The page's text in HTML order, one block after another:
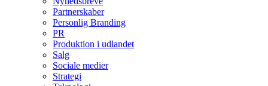
Partnerskaber
Personlig Branding
PR
Produktion i udlandet
Salg
Sociale medier
Strategi